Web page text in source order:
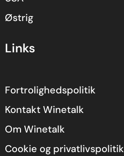
Østrig
Links
Fortrolighedspolitik
Kontakt Winetalk
Om Winetalk
Cookie og privatlivspolitik